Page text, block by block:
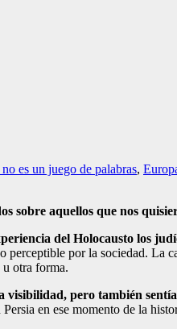
es un juego de palabras,
sobre aquellos que nos
del Holocausto los
perceptible por la sociedad.
u otra forma.
pero también
en ese momento de la